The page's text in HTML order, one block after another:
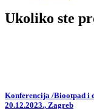
Ukoliko ste
Konferencija /Biootpad i
20.12.2023., Zagreb